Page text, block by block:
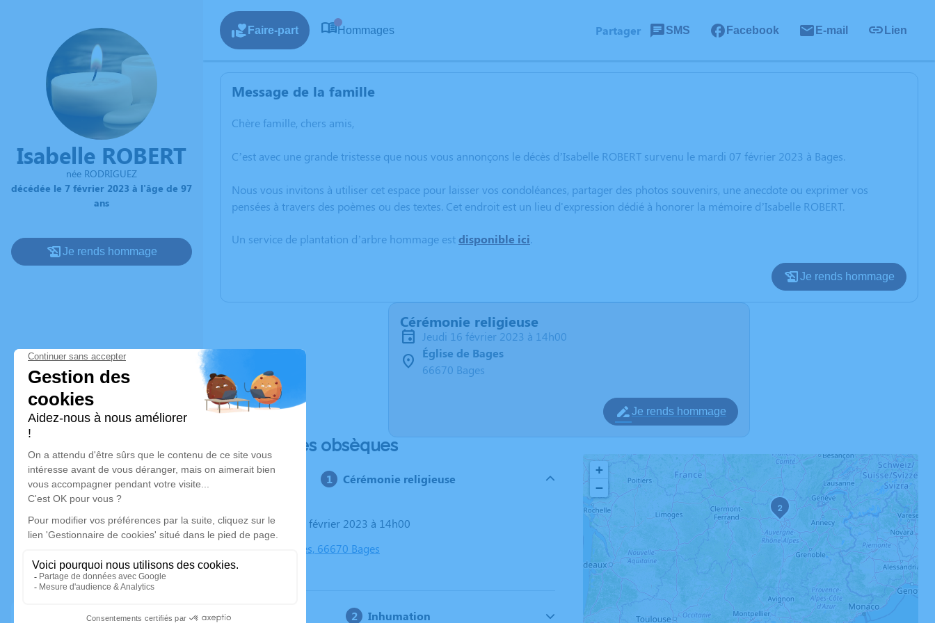
Isabelle ROBERT
née RODRIGUEZ
décédée le 7 février 2023 à l'âge de 97
ans
Je rends hommage
Faire-part Hommages Partager SMS Facebook E-mail Lien
Message de la famille
Chère famille, chers amis,
C’est avec une grande tristesse que nous vous annonçons le décès d’Isabelle ROBERT survenu le mardi 07 février 2023 à Bages.
Nous vous invitons à utiliser cet espace pour laisser vos condoléances, partager des photos souvenirs, une anecdote ou exprimer vos
pensées à travers des poèmes ou des textes. Cet endroit est un lieu d'expression dédié à honorer la mémoire d’Isabelle ROBERT.
Un service de plantation d’arbre hommage estdisponible ici.
Je rends hommage
Cérémonie religieuse
jeudi 16 février 2023 à 14h00
Église de Bages
66670 Bages
Je rends hommage
Déroulé des obsèques
Cérémonie religieuse
Le jeudi 16 février 2023 à 14h00
Église Bages, 66670 Bages
Inhumation
2
+
−